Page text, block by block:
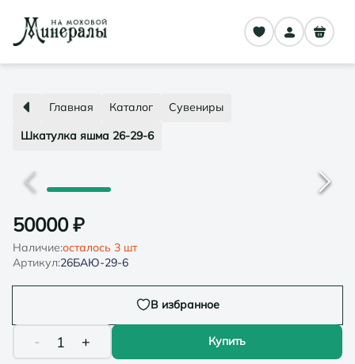
Главная Каталог
Сувениры
Шкатулка яшма 26-29-6
50000₽
Наличие:осталось 3шт
Артикул:26БАЮ-29-6
В избранное
- 1 + Купить